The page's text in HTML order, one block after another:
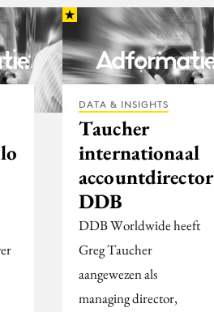
DATA & INSIGHTS
Taucher
internationaal
accountdirector
DDB
DDB Worldwide heeft
Greg Taucher
aangewezen als
managing director,